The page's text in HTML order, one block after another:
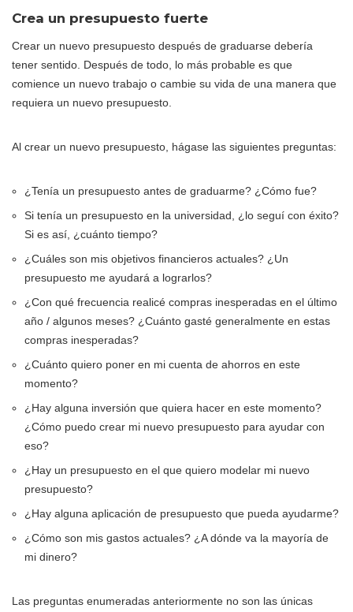
Crea un presupuesto fuerte
Crear un nuevo presupuesto después de graduarse debería
tener sentido. Después de todo, lo más probable es que
comience un nuevo trabajo o cambie su vida de una manera que
requiera un nuevo presupuesto.
Al crear un nuevo presupuesto, hágase las siguientes preguntas:
¿Tenía un presupuesto antes de graduarme? ¿Cómo fue?
Si tenía un presupuesto en la universidad, ¿lo seguí con éxito?
Si es así, ¿cuánto tiempo?
¿Cuáles son mis objetivos financieros actuales? ¿Un
presupuesto me ayudará a lograrlos?
¿Con qué frecuencia realicé compras inesperadas en el último
año / algunos meses? ¿Cuánto gasté generalmente en estas
compras inesperadas?
¿Cuánto quiero poner en mi cuenta de ahorros en este
momento?
¿Hay alguna inversión que quiera hacer en este momento?
¿Cómo puedo crear mi nuevo presupuesto para ayudar con
eso?
¿Hay un presupuesto en el que quiero modelar mi nuevo
presupuesto?
¿Hay alguna aplicación de presupuesto que pueda ayudarme?
¿Cómo son mis gastos actuales? ¿A dónde va la mayoría de
mi dinero?
Las preguntas enumeradas anteriormente no son las únicas